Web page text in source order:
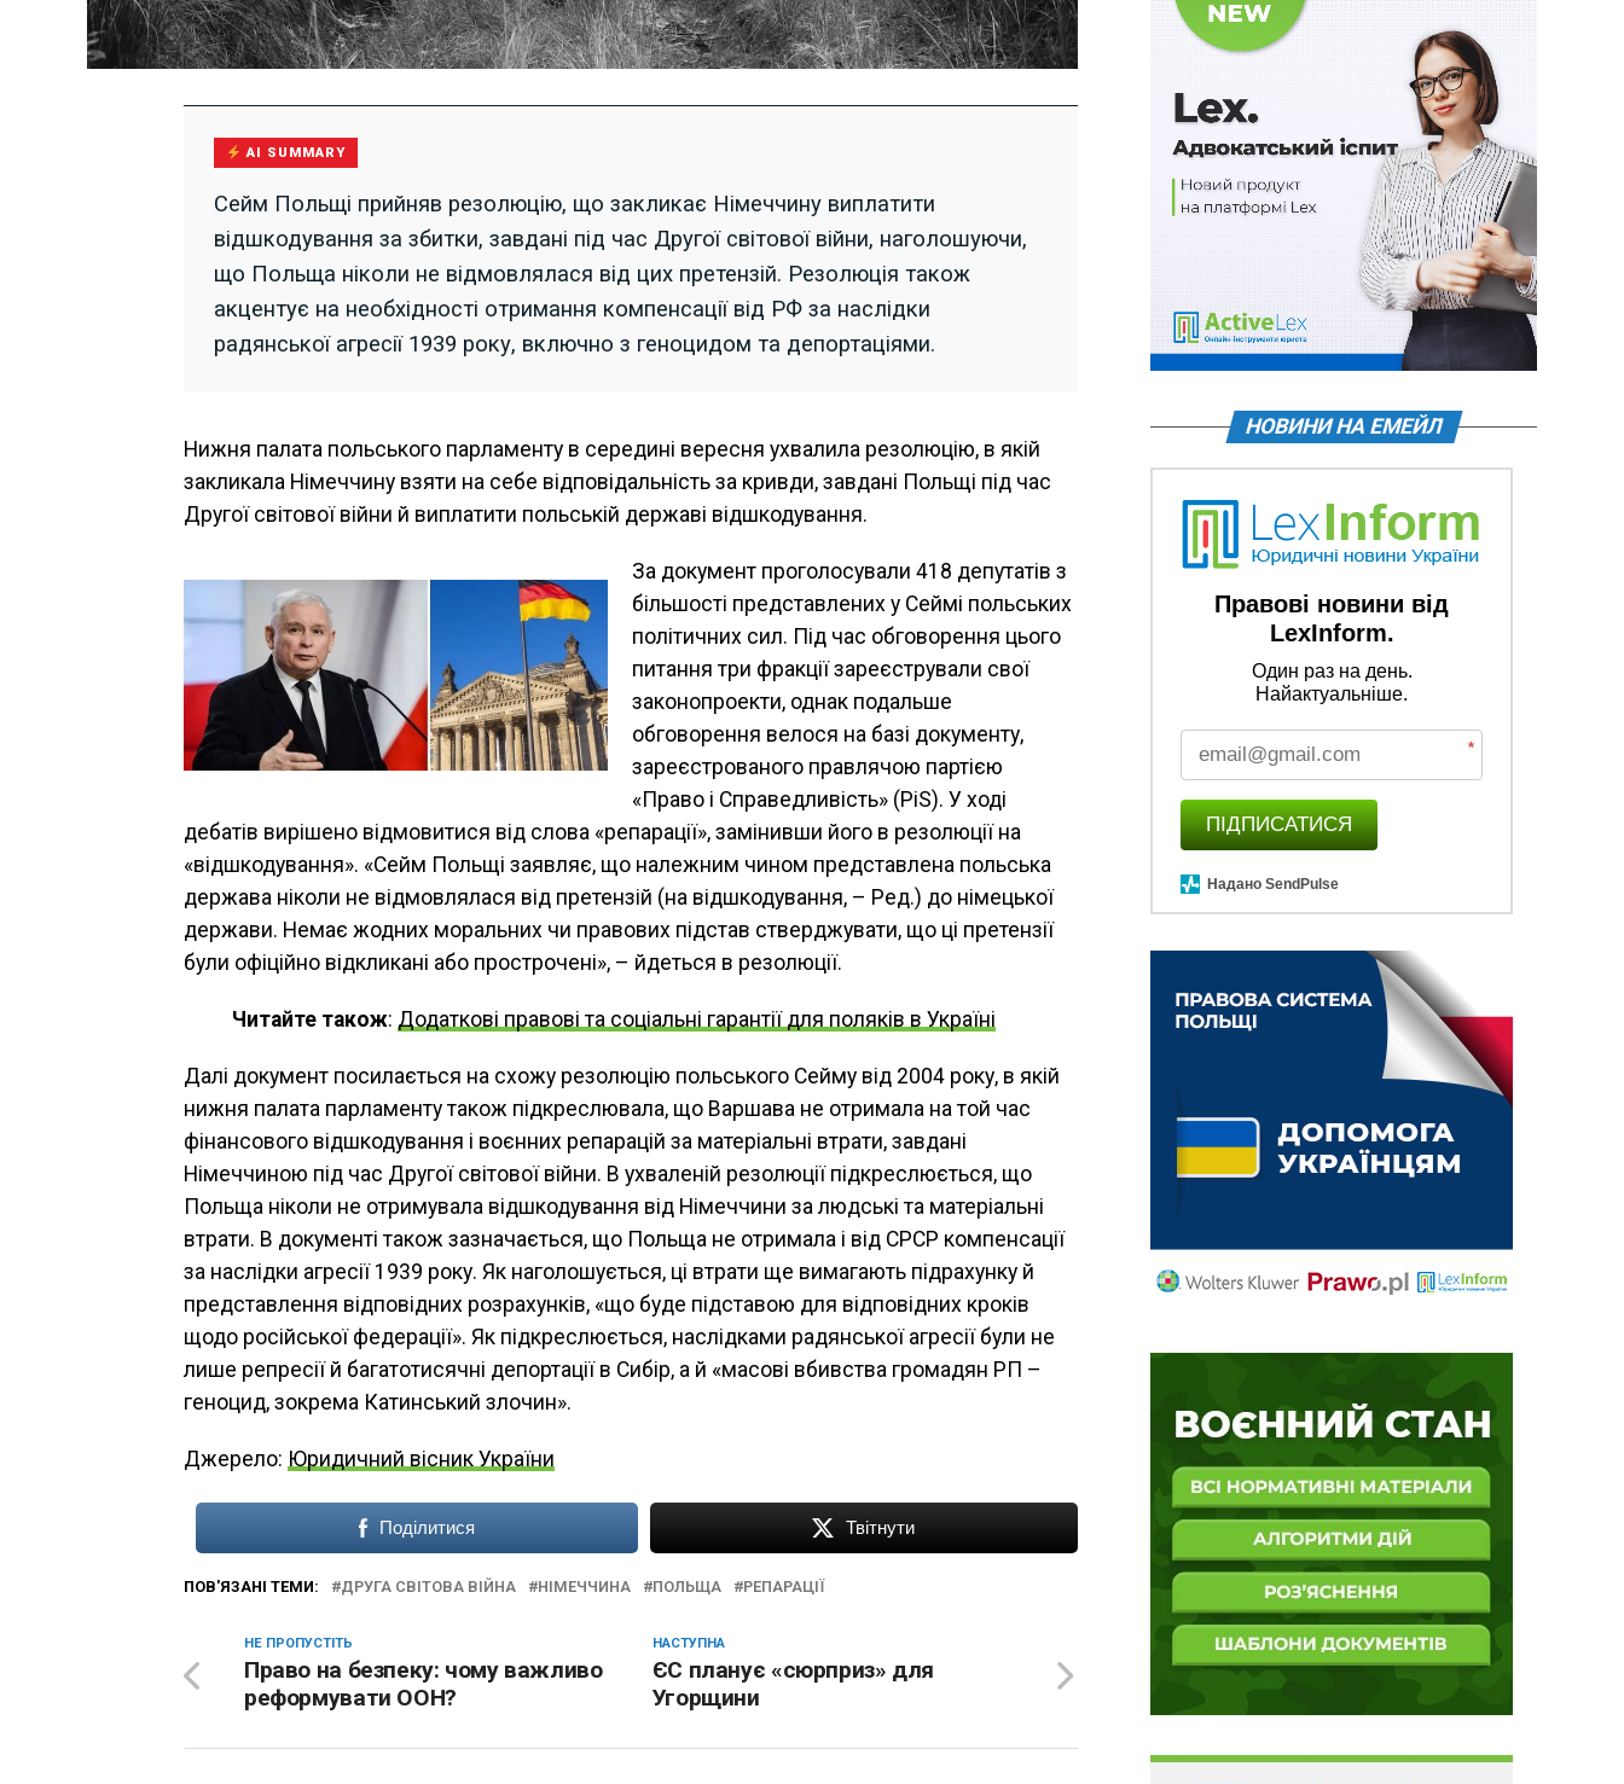
AI SUMMARY
Сейм Польщі прийняв резолюцію, що закликає Німеччину виплатити
відшкодування за збитки, завдані під час Другої світової війни, наголошуючи,
що Польща ніколи не відмовлялася від цих претензій. Резолюція також
акцентує на необхідності отримання компенсації від РФ за наслідки
радянської агресії 1939 року, включно з геноцидом та депортаціями.
Нижня палата польського парламенту в середині вересня ухвалила резолюцію, в якій
закликала Німеччину взяти на себе відповідальність за кривди, завдані Польщі під час
Другої світової війни й виплатити польській державі відшкодування.
За документ проголосували 418 депутатів з
більшості представлених у Сеймі польських
політичних сил. Під час обговорення цього
питання три фракції зареєстрували свої
законопроекти, однак подальше
обговорення велося на базі документу,
зареєстрованого правлячою партією
«Право і Справедливість» (PiS). У ході
дебатів вирішено відмовитися від слова «репарації», замінивши його в резолюції на
«відшкодування». «Сейм Польщі заявляє, що належним чином представлена польська
держава ніколи не відмовлялася від претензій (на відшкодування, – Ред.) до німецької
держави. Немає жодних моральних чи правових підстав стверджувати, що ці претензії
були офіційно відкликані або прострочені», – йдеться в резолюції.
Читайте також: Додаткові правові та соціальні гарантії для поляків в Україні
Далі документ посилається на схожу резолюцію польського Сейму від 2004 року, в якій
нижня палата парламенту також підкреслювала, що Варшава не отримала на той час
фінансового відшкодування і воєнних репарацій за матеріальні втрати, завдані
Німеччиною під час Другої світової війни. В ухваленій резолюції підкреслюється, що
Польща ніколи не отримувала відшкодування від Німеччини за людські та матеріальні
втрати. В документі також зазначається, що Польща не отримала і від СРСР компенсації
за наслідки агресії 1939 року. Як наголошується, ці втрати ще вимагають підрахунку й
представлення відповідних розрахунків, «що буде підставою для відповідних кроків
щодо російської федерації». Як підкреслюється, наслідками радянської агресії були не
лише репресії й багатотисячні депортації в Сибір, а й «масові вбивства громадян РП –
геноцид, зокрема Катинський злочин».
Джерело: Юридичний вісник України
Поділитися Твітнути
ПОВ'ЯЗАНІ ТЕМИ: ДРУГА СВІТОВА ВІЙНА НІМЕЧЧИНА ПОЛЬЩА РЕПАРАЦІЇ
НАСТУПНА
ЄС планує «сюрприз» для
Угорщини
НЕ ПРОПУСТІТЬ
Право на безпеку: чому важливо
реформувати ООН?
НОВИНИ НА ЕМЕЙЛ
Правові новини від
LexInform.
Один раз на день.
Найактуальніше.
*
ПІДПИСАТИСЯ
Надано SendPulse